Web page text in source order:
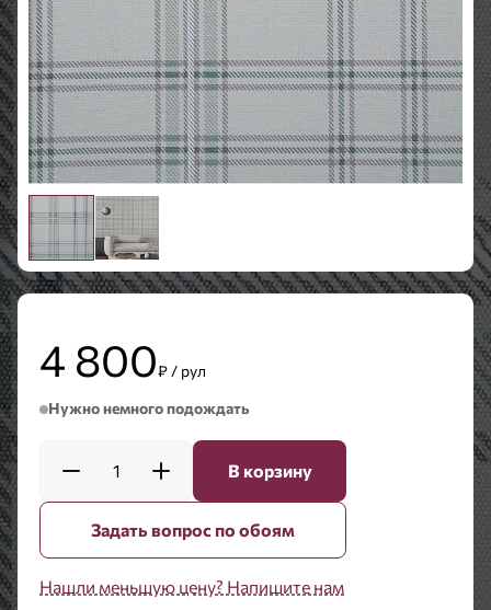
4 800₽ / рул
Нужно немного подождать
1 В корзину
Задать вопрос по обоям
Нашли меньшую цену? Напишите нам